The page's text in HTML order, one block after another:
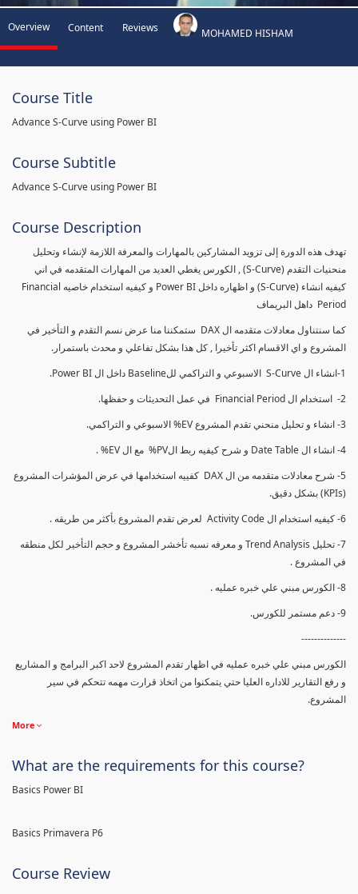
Overview Content Reviews MOHAMED HISHAM
Course Title
Advance S-Curve using Power BI
Course Subtitle
Advance S-Curve using Power BI
Course Description
تهدف هذه الدورة إلى تزويد المشاركين بالمهارات والمعرفة اللازمة لإنشاء وتحليل
منحنيات التقدم (S-Curve) , الكورس يغطي العديد من المهارات المتقدمه في اني
كيفيه انشاء (S-Curve) و اظهاره داخل Power BI و كيفيه استخدام خاصيه Financial
Period داهل البريماف
كما سنتناول معادلات متقدمه ال DAX ستمكننا منا عرض نسم التقدم و التأخير في
المشروع و اي الاقسام اكثر تأخيرا , كل هذا بشكل تفاعلي و محدث باستمرار.
1-انشاء ال S-Curve الاسبوعي و التراكمي للBaseline داخل ال Power BI.
2- استخدام ال Financial Period في عمل التحديثات و حفظها.
3- انشاء و تحليل منحني تقدم المشروع EV% الاسبوعي و التراكمي.
4- انشاء ال Date Table و شرح كيفيه ربط الPV% مع ال EV% .
5- شرح معادلات متقدمه من ال DAX كفييه استخدامها في عرض المؤشرات المشروع
(KPIs) بشكل دقيق.
6- كيفيه استخدام ال Activity Code لعرض تقدم المشروع بأكثر من طريقه .
7- تحليل Trend Analysis و معرفه نسبه تأخشر المشروع و حجم التأخير لكل منطقه
في المشروع .
8- الكورس مبني علي خبره عمليه .
9- دعم مستمر للكورس.
--------------
الكورس مبني علي خبره عمليه في اظهار تقدم المشروع لاحد اكبر البرامج و المشاريع
و رفع التقارير للاداره العليا حتي يتمكنوا من اتخاذ قرارت مهمه تتحكم في سير
المشروع.
More
What are the requirements for this course?
Basics Power BI
Basics Primavera P6
Course Review